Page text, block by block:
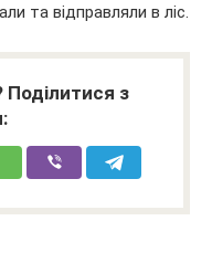
та відправляли в ліс.
з